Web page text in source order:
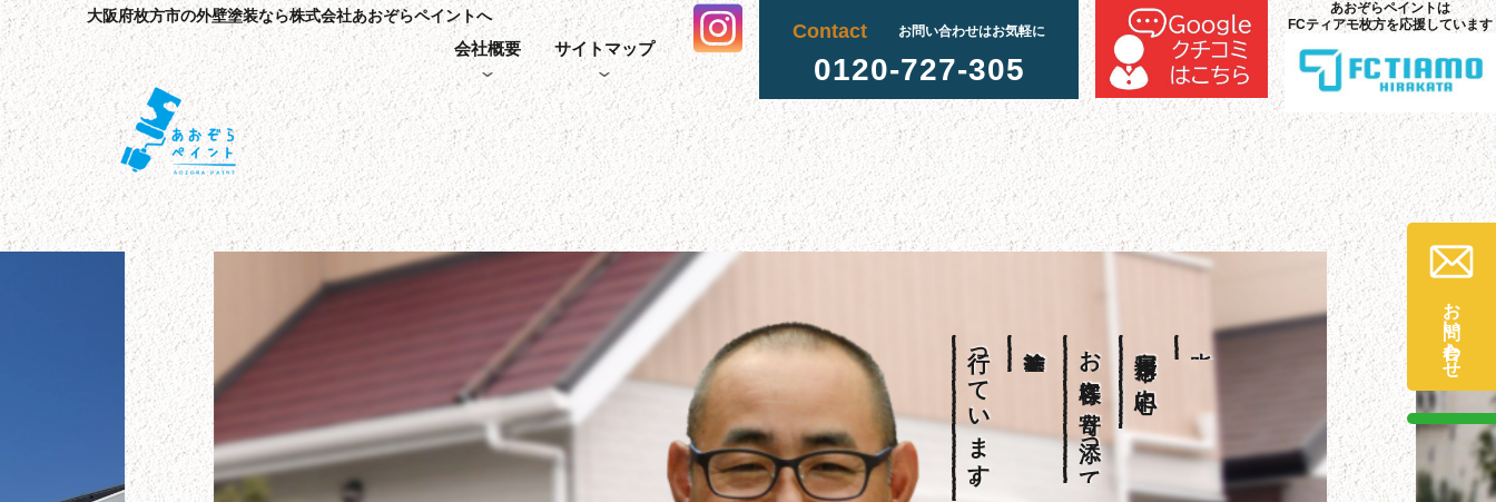
大阪府枚方市の外壁塗装なら株式会社あおぞらペイントへ
会社概要 サイトマップ
Contact お問い合わせはお気軽に
0120-727-305
あおぞらペイントは
FCティアモ枚方を応援しています
お問い合わせ
大阪府枚方市・交野市・
寝屋川市を中心に、
お客様に寄り添って
塗装工事を
行っています。